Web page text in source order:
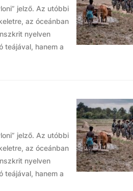
jelző. Az utóbbi
az óceánban
nyelven
teájával, hanem a
jelző. Az utóbbi
az óceánban
nyelven
teájával, hanem a